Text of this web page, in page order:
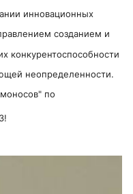
инновационных
созданием и
конкурентоспособности
неопределенности.
по